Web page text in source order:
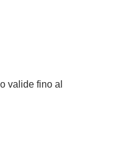
valide fino al